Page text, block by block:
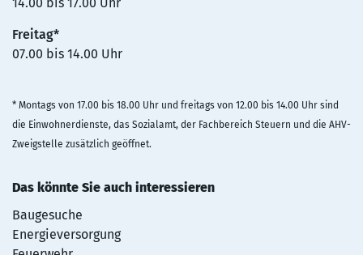
Freitag*
07.00 bis 14.00 Uhr
* Montags von 17.00 bis 18.00 Uhr und freitags von 12.00 bis 14.00 Uhr sind
die Einwohnerdienste, das Sozialamt, der Fachbereich Steuern und die AHV-
Zweigstelle zusätzlich geöffnet.
Das könnte Sie auch interessieren
Baugesuche
Energieversorgung